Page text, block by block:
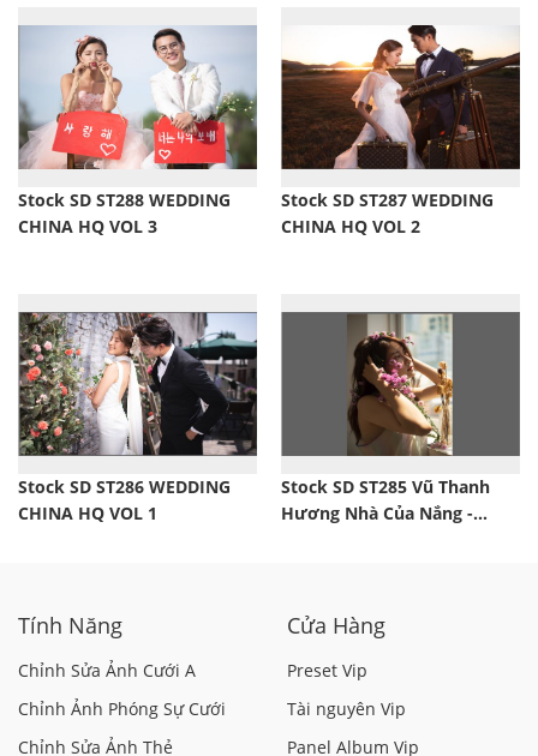
Stock SD ST288 WEDDING
CHINA HQ VOL 3
Stock SD ST287 WEDDING
CHINA HQ VOL 2
Stock SD ST286 WEDDING
CHINA HQ VOL 1
Stock SD ST285 Vũ Thanh
Hương Nhà Của Nắng -
Tính Năng
Chỉnh Sửa Ảnh Cưới A
Chỉnh Ảnh Phóng Sự Cưới
Chỉnh Sửa Ảnh Thẻ
Cửa Hàng
Preset Vip
Tài nguyên Vip
Panel Album Vip